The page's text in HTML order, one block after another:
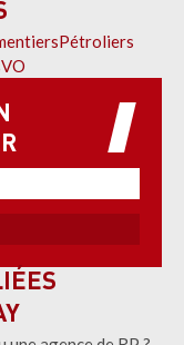
Pétroliers
VO